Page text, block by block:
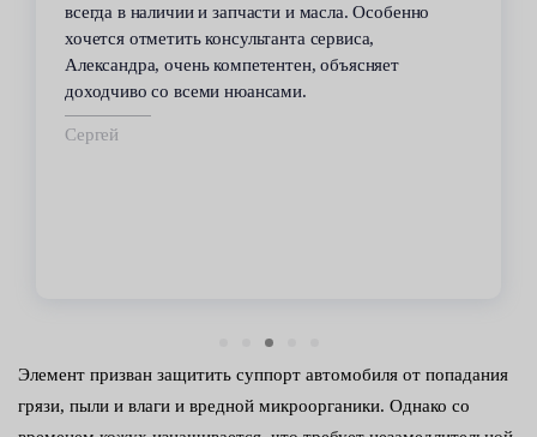
всегда в наличии и запчасти и масла. Особенно
хочется отметить консультанта сервиса,
Александра, очень компетентен, объясняет
доходчиво со всеми нюансами.
Сергей
Элемент призван защитить суппорт автомобиля от попадания
грязи, пыли и влаги и вредной микроорганики. Однако со